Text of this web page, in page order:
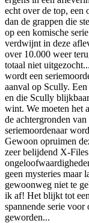
echt over de top,
dan de grappen die
op een komische
verdwijnt in deze
over 10.000 weer
totaal niet
wordt een
aanval op Scully.
en die Scully
wint. We moeten het
de achtergronden
seriemoordenaar
Gewoon opruimen
zeer belijdend X-
geen mysteries maar
gewoonweg niet te
ik af! Het blijkt tot
spannende serie
geworden...